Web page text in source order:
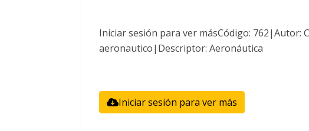
Iniciar sesión para ver másCódigo: 762|Autor:
aeronautico|Descriptor: Aeronáutica
Iniciar sesión para ver más